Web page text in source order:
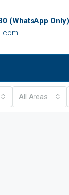
(WhatsApp Only)
All Areas